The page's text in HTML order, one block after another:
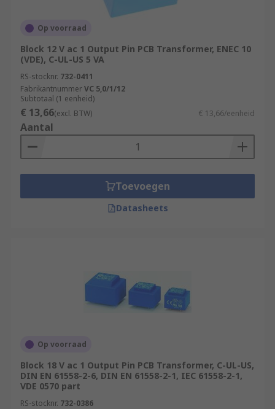
Op voorraad
Block 12 V ac 1 Output Pin PCB Transformer, ENEC 10
(VDE), C-UL-US 5 VA
RS-stocknr. 732-0411
FabrikantnummerVC 5,0/1/12
Subtotaal (1 eenheid)
€ 13,66(excl. BTW) € 13,66/eenheid
Aantal
Toevoegen
Datasheets
Op voorraad
Block 18 V ac 1 Output Pin PCB Transformer, C-UL-US,
DIN EN 61558-2-6, DIN EN 61558-2-1, IEC 61558-2-1,
VDE 0570 part
RS-stocknr. 732-0386